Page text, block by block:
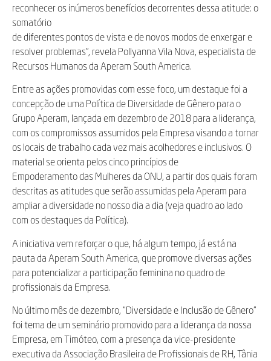
reconhecer os inúmeros benefícios decorrentes dessa atitude: o
somatório
de diferentes pontos de vista e de novos modos de enxergar e
resolver problemas”, revela Pollyanna Vila Nova, especialista de
Recursos Humanos da Aperam South America.
Entre as ações promovidas com esse foco, um destaque foi a
concepção de uma Política de Diversidade de Gênero para o
Grupo Aperam, lançada em dezembro de 2018 para a liderança,
com os compromissos assumidos pela Empresa visando a tornar
os locais de trabalho cada vez mais acolhedores e inclusivos. O
material se orienta pelos cinco princípios de
Empoderamento das Mulheres da ONU, a partir dos quais foram
descritas as atitudes que serão assumidas pela Aperam para
ampliar a diversidade no nosso dia a dia (veja quadro ao lado
com os destaques da Política).
A iniciativa vem reforçar o que, há algum tempo, já está na
pauta da Aperam South America, que promove diversas ações
para potencializar a participação feminina no quadro de
profissionais da Empresa.
No último mês de dezembro, “Diversidade e Inclusão de Gênero”
foi tema de um seminário promovido para a liderança da nossa
Empresa, em Timóteo, com a presença da vice-presidente
executiva da Associação Brasileira de Profissionais de RH, Tânia